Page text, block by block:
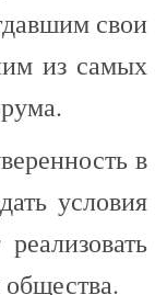
свои
из самых
в
условия